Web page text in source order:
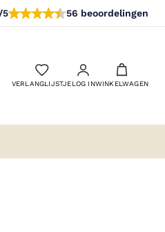
5 56 beoordelingen
VERLANGLIJSTJELOG INWINKELWAGEN